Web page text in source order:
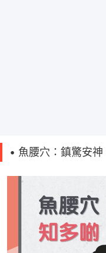
• 魚腰穴：鎮驚安